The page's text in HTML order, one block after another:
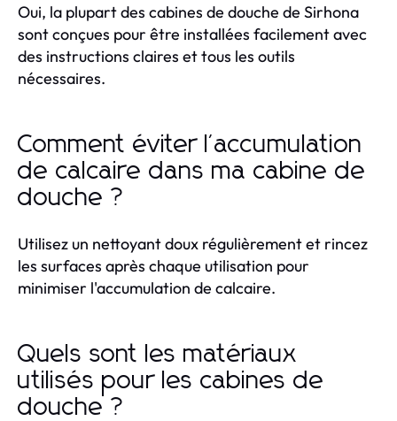
Oui, la plupart des cabines de douche de Sirhona
sont conçues pour être installées facilement avec
des instructions claires et tous les outils
nécessaires.
Comment éviter l'accumulation
de calcaire dans ma cabine de
douche ?
Utilisez un nettoyant doux régulièrement et rincez
les surfaces après chaque utilisation pour
minimiser l'accumulation de calcaire.
Quels sont les matériaux
utilisés pour les cabines de
douche ?